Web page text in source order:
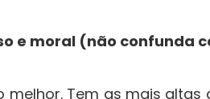
e moral (não confunda
melhor. Tem as mais